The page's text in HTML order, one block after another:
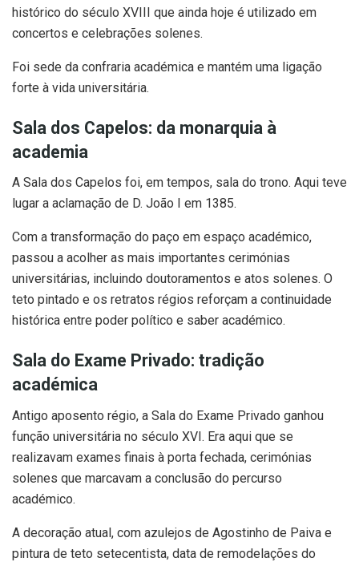
histórico do século XVIII que ainda hoje é utilizado em
concertos e celebrações solenes.
Foi sede da confraria académica e mantém uma ligação
forte à vida universitária.
Sala dos Capelos: da monarquia à
academia
A Sala dos Capelos foi, em tempos, sala do trono. Aqui teve
lugar a aclamação de D. João I em 1385.
Com a transformação do paço em espaço académico,
passou a acolher as mais importantes cerimónias
universitárias, incluindo doutoramentos e atos solenes. O
teto pintado e os retratos régios reforçam a continuidade
histórica entre poder político e saber académico.
Sala do Exame Privado: tradição
académica
Antigo aposento régio, a Sala do Exame Privado ganhou
função universitária no século XVI. Era aqui que se
realizavam exames finais à porta fechada, cerimónias
solenes que marcavam a conclusão do percurso
académico.
A decoração atual, com azulejos de Agostinho de Paiva e
pintura de teto setecentista, data de remodelações do